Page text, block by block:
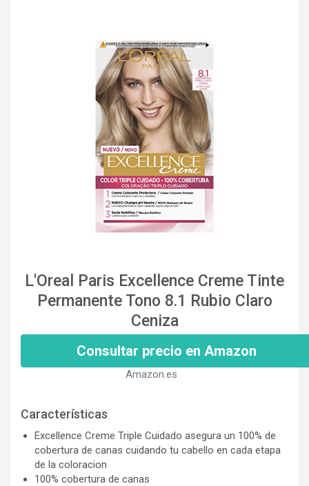
L'Oreal Paris Excellence Creme Tinte
Permanente Tono 8.1 Rubio Claro
Ceniza
Consultar precio en Amazon
Amazon.es
Características
Excellence Creme Triple Cuidado asegura un 100% de
cobertura de canas cuidando tu cabello en cada etapa
de la coloracion
100% cobertura de canas